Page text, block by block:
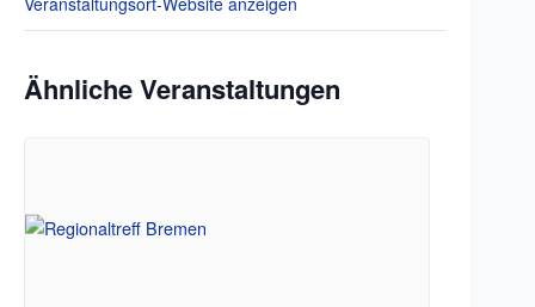
Ähnliche Veranstaltungen